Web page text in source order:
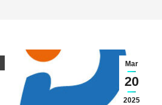
Mar
20
2025